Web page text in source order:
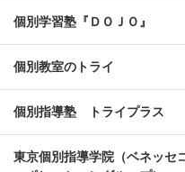
個別学習塾『ＤＯＪＯ』
個別教室のトライ
個別指導塾 トライプラス
東京個別指導学院（ベネッセ